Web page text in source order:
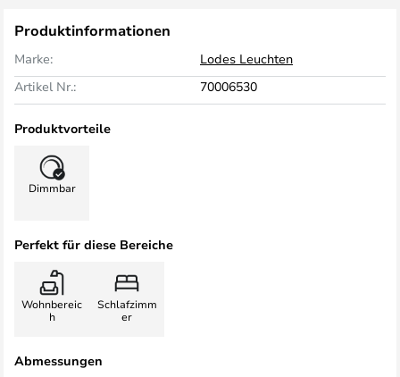
Produktinformationen
Marke:
Lodes Leuchten
Artikel Nr.:
70006530
Produktvorteile
Dimmbar
Perfekt für diese Bereiche
Wohnbereic
h
Schlafzimm
er
Abmessungen